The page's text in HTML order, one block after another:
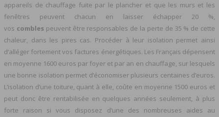
appareils de chauffage fuite par le plancher et que les murs et les
fenêtres peuvent chacun en laisser échapper 20 %,
vos combles peuvent être responsables de la perte de 35 % de cette
chaleur, dans les pires cas. Procéder à leur isolation permet ainsi
d’alléger fortement vos factures énergétiques. Les Français dépensent
en moyenne 1600 euros par foyer et par an en chauffage, sur lesquels
une bonne isolation permet d’économiser plusieurs centaines d’euros.
L’isolation d’une toiture, quant à elle, coûte en moyenne 1500 euros et
peut donc être rentabilisée en quelques années seulement, à plus
forte raison si vous disposez d’une des nombreuses aides au